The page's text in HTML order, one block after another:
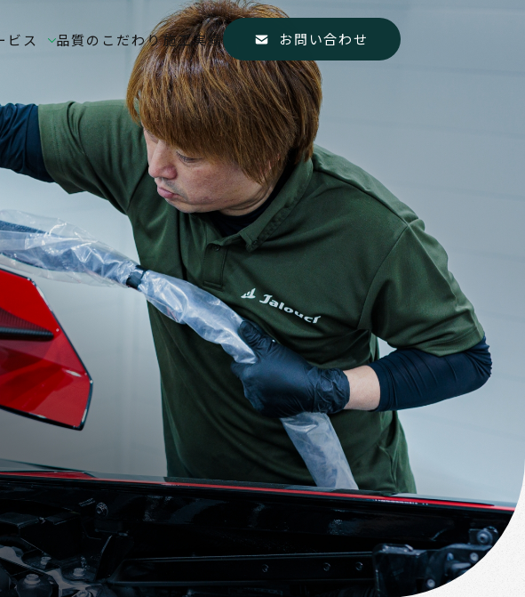
ビス 品質のこだわり施工実績 お問い合わせ